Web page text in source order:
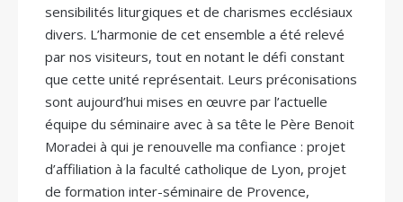
sensibilités liturgiques et de charismes ecclésiaux
divers. L’harmonie de cet ensemble a été relevé
par nos visiteurs, tout en notant le défi constant
que cette unité représentait. Leurs préconisations
sont aujourd’hui mises en œuvre par l’actuelle
équipe du séminaire avec à sa tête le Père Benoit
Moradei à qui je renouvelle ma confiance : projet
d’affiliation à la faculté catholique de Lyon, projet
de formation inter-séminaire de Provence,